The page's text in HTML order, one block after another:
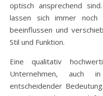
optisch ansprechend
lassen sich immer noch
beeinflussen und
Stil und Funktion.
Eine qualitativ
Unternehmen, auch
entscheidender